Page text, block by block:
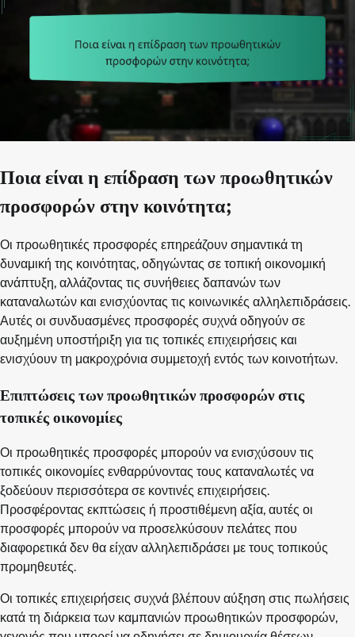
Ποια είναι η επίδραση των προωθητικών
προσφορών στην κοινότητα;
Οι προωθητικές προσφορές επηρεάζουν σημαντικά τη
δυναμική της κοινότητας, οδηγώντας σε τοπική οικονομική
ανάπτυξη, αλλάζοντας τις συνήθειες δαπανών των
καταναλωτών και ενισχύοντας τις κοινωνικές αλληλεπιδράσεις.
Αυτές οι συνδυασμένες προσφορές συχνά οδηγούν σε
αυξημένη υποστήριξη για τις τοπικές επιχειρήσεις και
ενισχύουν τη μακροχρόνια συμμετοχή εντός των κοινοτήτων.
Επιπτώσεις των προωθητικών προσφορών στις
τοπικές οικονομίες
Οι προωθητικές προσφορές μπορούν να ενισχύσουν τις
τοπικές οικονομίες ενθαρρύνοντας τους καταναλωτές να
ξοδεύουν περισσότερα σε κοντινές επιχειρήσεις.
Προσφέροντας εκπτώσεις ή προστιθέμενη αξία, αυτές οι
προσφορές μπορούν να προσελκύσουν πελάτες που
διαφορετικά δεν θα είχαν αλληλεπιδράσει με τους τοπικούς
προμηθευτές.
Οι τοπικές επιχειρήσεις συχνά βλέπουν αύξηση στις πωλήσεις
κατά τη διάρκεια των καμπανιών προωθητικών προσφορών,